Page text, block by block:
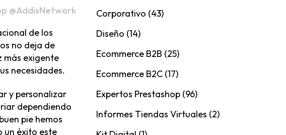
@AddisNetwork
de los
no deja de
más exigente
necesidades.
y personalizar
dependiendo
pie hemos
un éxito este
Corporativo (43)
Diseño (14)
Ecommerce B2B (25)
Ecommerce B2C (17)
Expertos Prestashop (96)
Informes Tiendas Virtuales (2)